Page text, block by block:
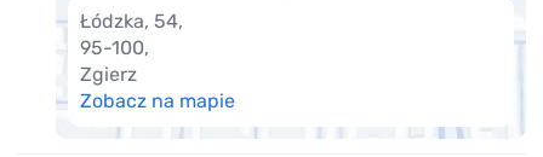
Łódzka, 54,
95-100,
Zgierz
Zobacz na mapie